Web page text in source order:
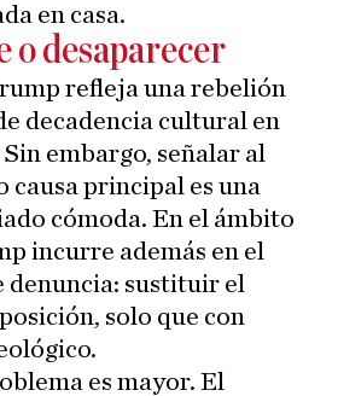
en casa.
o desaparecer
refleja una rebelión
decadencia cultural en
embargo, señalar al
principal es una
cómoda. En el ámbito
incurre además en el
sustituir el
solo que con
es mayor. El